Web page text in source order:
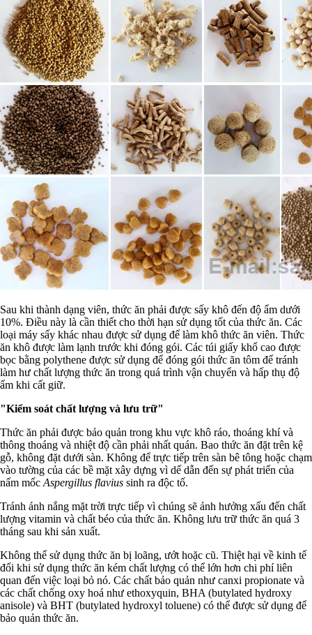
Sau khi thành dạng viên, thức ăn phải được sấy khô đến độ ẩm dưới
10%. Điều này là cần thiết cho thời hạn sử dụng tốt của thức ăn. Các
loại máy sấy khác nhau được sử dụng để làm khô thức ăn viên. Thức
ăn khô được làm lạnh trước khi đóng gói. Các túi giấy khổ cao được
bọc bằng polythene được sử dụng để đóng gói thức ăn tôm để tránh
làm hư chất lượng thức ăn trong quá trình vận chuyển và hấp thụ độ
ẩm khi cất giữ.
"Kiểm soát chất lượng và lưu trữ"
Thức ăn phải được bảo quản trong khu vực khô ráo, thoáng khí và
thông thoáng và nhiệt độ cần phải nhất quán. Bao thức ăn đặt trên kệ
gỗ, không đặt dưới sàn. Không để trực tiếp trên sàn bê tông hoặc chạm
vào tường của các bề mặt xây dựng vì dế dẫn đến sự phát triển của
nấm mốc Aspergillus flavius sinh ra độc tố.
Tránh ánh nắng mặt trời trực tiếp vì chúng sẽ ảnh hưởng xấu đến chất
lượng vitamin và chất béo của thức ăn. Không lưu trữ thức ăn quá 3
tháng sau khi sản xuất.
Không thể sử dụng thức ăn bị loãng, ướt hoặc cũ. Thiệt hại về kinh tế
đối khi sử dụng thức ăn kém chất lượng có thể lớn hơn chi phí liên
quan đến việc loại bỏ nó. Các chất bảo quản như canxi propionate và
các chất chống oxy hoá như ethoxyquin, BHA (butylated hydroxy
anisole) và BHT (butylated hydroxyl toluene) có thể được sử dụng để
bảo quản thức ăn.